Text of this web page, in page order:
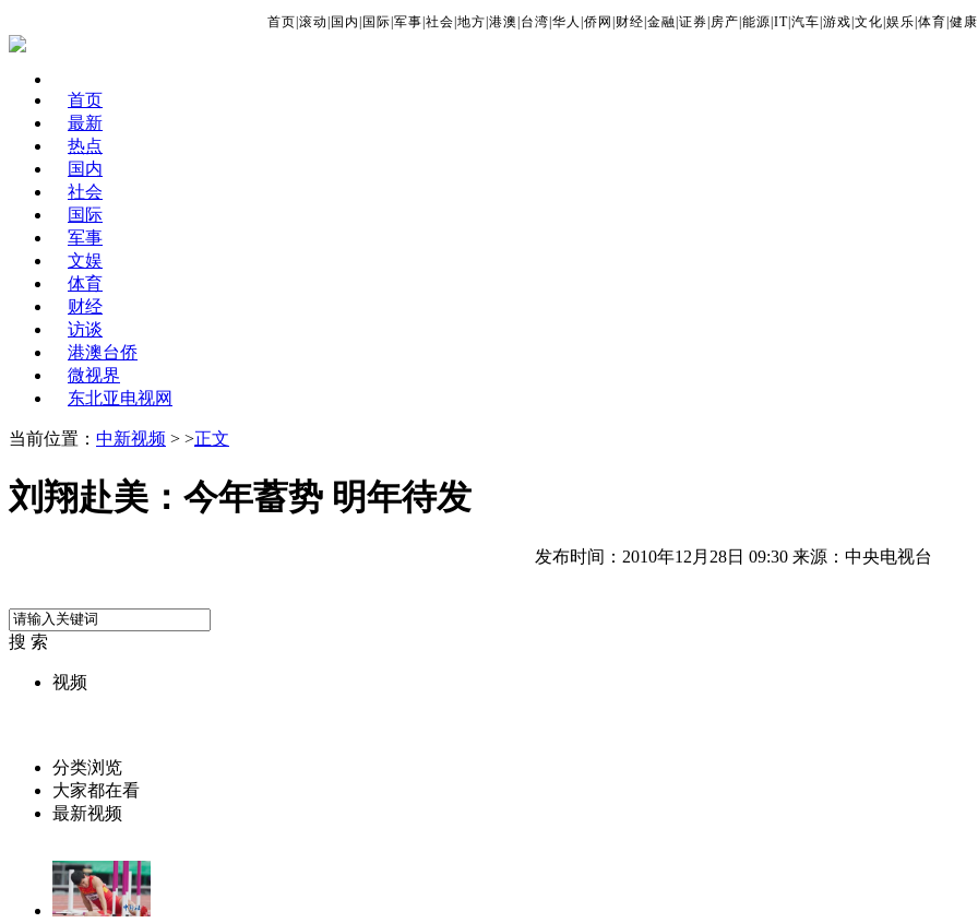
首页 滚动 国内 国际 军事 社会 地方 港澳 台湾 华人 侨网 财经 金融 证券 房产 能源 IT| 汽车 游戏 文化 娱乐 体育 健康
首页
最新
热点
国内
社会
国际
军事
文娱
体育
财经
访谈
港澳台侨
微视界
东北亚电视网
当前位置： 中新视频 > >正文
刘翔赴美：今年蓄势 明年待发
发布时间：2010年12月28日 09:30 来源：中央电视台
搜 索
视频
分类浏览
大家都在看
最新视频